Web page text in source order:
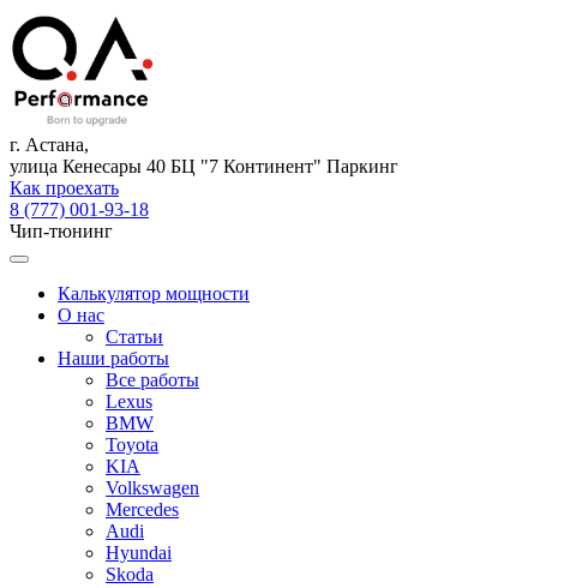
г. Астана,
улица Кенесары 40 БЦ "7 Континент" Паркинг
Как проехать
8 (777) 001-93-18
Чип-тюнинг
Калькулятор мощности
О нас
Статьи
Наши работы
Все работы
Lexus
BMW
Toyota
KIA
Volkswagen
Mercedes
Audi
Hyundai
Skoda